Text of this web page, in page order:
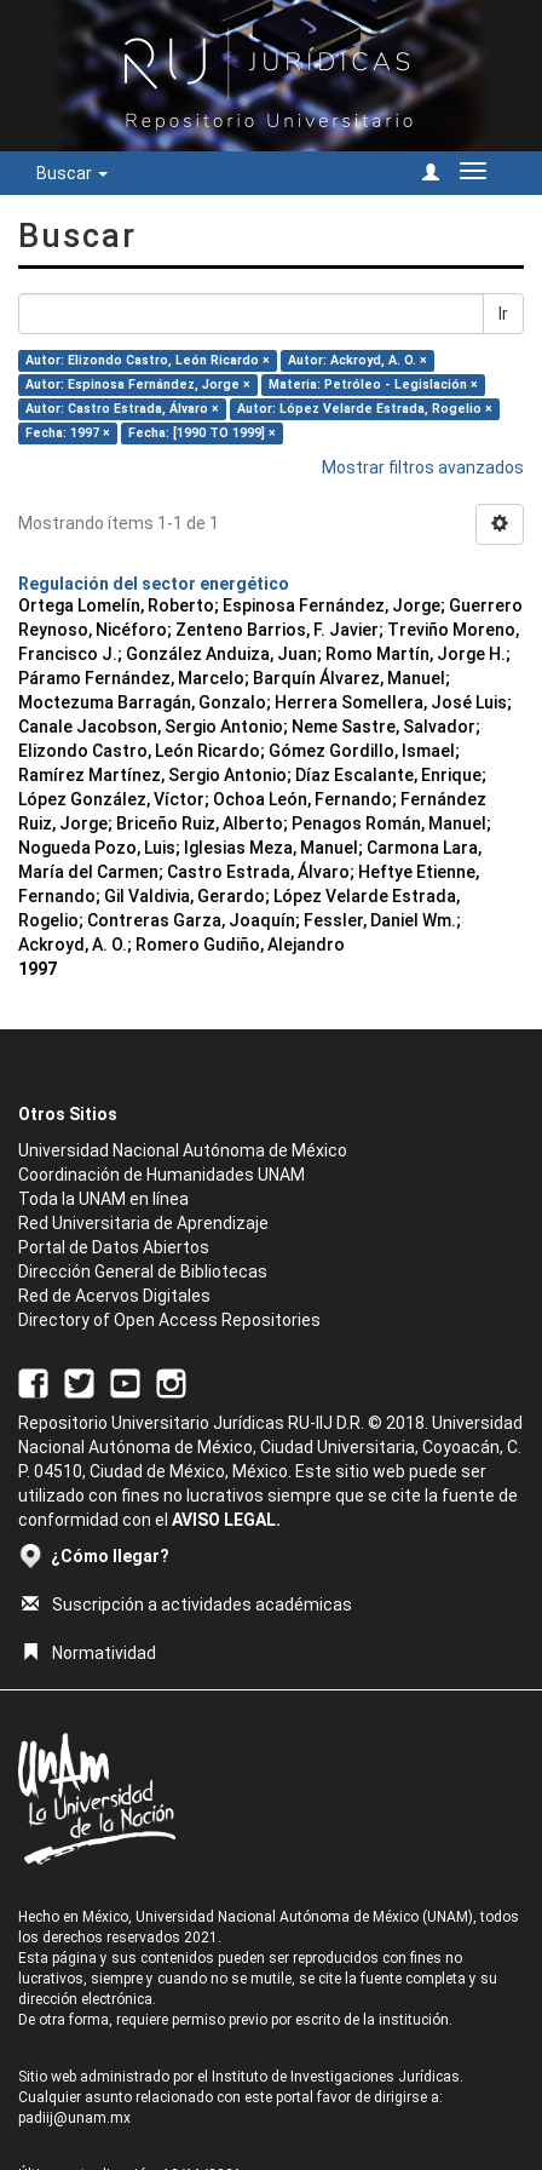
Buscar
Cambiar
Buscar
Ir
Autor: Elizondo Castro, León Ricardo ×
Autor: Ackroyd, A. O. ×
Autor: Espinosa Fernández, Jorge ×
Materia: Petróleo - Legislación ×
Autor: Castro Estrada, Álvaro ×
Autor: López Velarde Estrada, Rogelio ×
Fecha: 1997 ×
Fecha: [1990 TO 1999] ×
Mostrar filtros avanzados
Mostrando ítems 1-1 de 1
Regulación del sector energético
Ortega Lomelín, Roberto; Espinosa Fernández, Jorge; Guerrero
Reynoso, Nicéforo; Zenteno Barrios, F. Javier; Treviño Moreno,
Francisco J.; González Anduiza, Juan; Romo Martín, Jorge H.;
Páramo Fernández, Marcelo; Barquín Álvarez, Manuel;
Moctezuma Barragán, Gonzalo; Herrera Somellera, José Luis;
Canale Jacobson, Sergio Antonio; Neme Sastre, Salvador;
Elizondo Castro, León Ricardo; Gómez Gordillo, Ismael;
Ramírez Martínez, Sergio Antonio; Díaz Escalante, Enrique;
López González, Víctor; Ochoa León, Fernando; Fernández
Ruiz, Jorge; Briceño Ruiz, Alberto; Penagos Román, Manuel;
Nogueda Pozo, Luis; Iglesias Meza, Manuel; Carmona Lara,
María del Carmen; Castro Estrada, Álvaro; Heftye Etienne,
Fernando; Gil Valdivia, Gerardo; López Velarde Estrada,
Rogelio; Contreras Garza, Joaquín; Fessler, Daniel Wm.;
Ackroyd, A. O.; Romero Gudiño, Alejandro
1997
Otros Sitios
Universidad Nacional Autónoma de México
Coordinación de Humanidades UNAM
Toda la UNAM en línea
Red Universitaria de Aprendizaje
Portal de Datos Abiertos
Dirección General de Bibliotecas
Red de Acervos Digitales
Directory of Open Access Repositories
Repositorio Universitario Jurídicas RU-IIJ D.R. © 2018. Universidad
Nacional Autónoma de México, Ciudad Universitaria, Coyoacán, C.
P. 04510, Ciudad de México, México. Este sitio web puede ser
utilizado con fines no lucrativos siempre que se cite la fuente de
conformidad con el AVISO LEGAL.
¿Cómo llegar?
Suscripción a actividades académicas
Normatividad
Hecho en México, Universidad Nacional Autónoma de México (UNAM), todos
los derechos reservados 2021.
Esta página y sus contenidos pueden ser reproducidos con fines no
lucrativos, siempre y cuando no se mutile, se cite la fuente completa y su
dirección electrónica.
De otra forma, requiere permiso previo por escrito de la institución.
Sitio web administrado por el Instituto de Investigaciones Jurídicas.
Cualquier asunto relacionado con este portal favor de dirigirse a:
padiij@unam.mx